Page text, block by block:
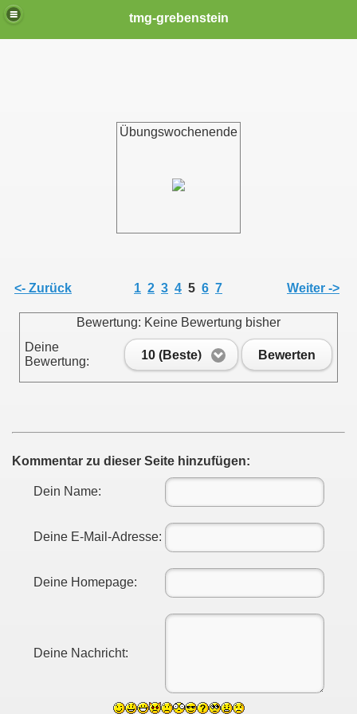
tmg-grebenstein
Übungswochenende
<- Zurück 1 2 3 4 5 6 7 Weiter ->
Bewertung: Keine Bewertung bisher
Deine
Bewertung:
10 (Beste) Bewerten
Kommentar zu dieser Seite hinzufügen:
Dein Name:
Deine E-Mail-Adresse:
Deine Homepage:
Deine Nachricht: